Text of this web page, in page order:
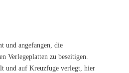
und angefangen, die
Verlegeplatten zu beseitigen.
und auf Kreuzfuge verlegt, hier